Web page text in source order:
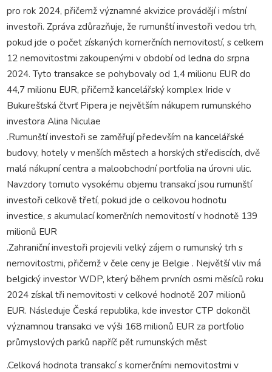
pro rok 2024, přičemž významné akvizice provádějí i místní
investoři. Zpráva zdůrazňuje, že rumunští investoři vedou trh,
pokud jde o počet získaných komerčních nemovitostí, s celkem
12 nemovitostmi zakoupenými v období od ledna do srpna
2024. Tyto transakce se pohybovaly od 1,4 milionu EUR do
44,7 milionu EUR, přičemž kancelářský komplex Iride v
Bukurešťská čtvrť Pipera je největším nákupem rumunského
investora Alina Niculae
.Rumunští investoři se zaměřují především na kancelářské
budovy, hotely v menších městech a horských střediscích, dvě
malá nákupní centra a maloobchodní portfolia na úrovni ulic.
Navzdory tomuto vysokému objemu transakcí jsou rumunští
investoři celkově třetí, pokud jde o celkovou hodnotu
investice, s akumulací komerčních nemovitostí v hodnotě 139
milionů EUR
.Zahraniční investoři projevili velký zájem o rumunský trh s
nemovitostmi, přičemž v čele ceny je Belgie . Největší vliv má
belgický investor WDP, který během prvních osmi měsíců roku
2024 získal tři nemovitosti v celkové hodnotě 207 milionů
EUR. Následuje Česká republika, kde investor CTP dokončil
významnou transakci ve výši 168 milionů EUR za portfolio
průmyslových parků napříč pět rumunských měst
.Celková hodnota transakcí s komerčními nemovitostmi v